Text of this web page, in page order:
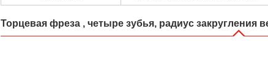
Торцевая фреза , четыре зубья, радиус закругления